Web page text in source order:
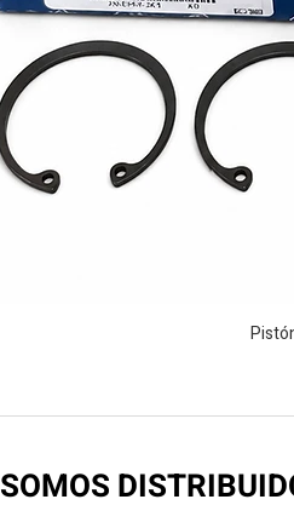
SOMOS